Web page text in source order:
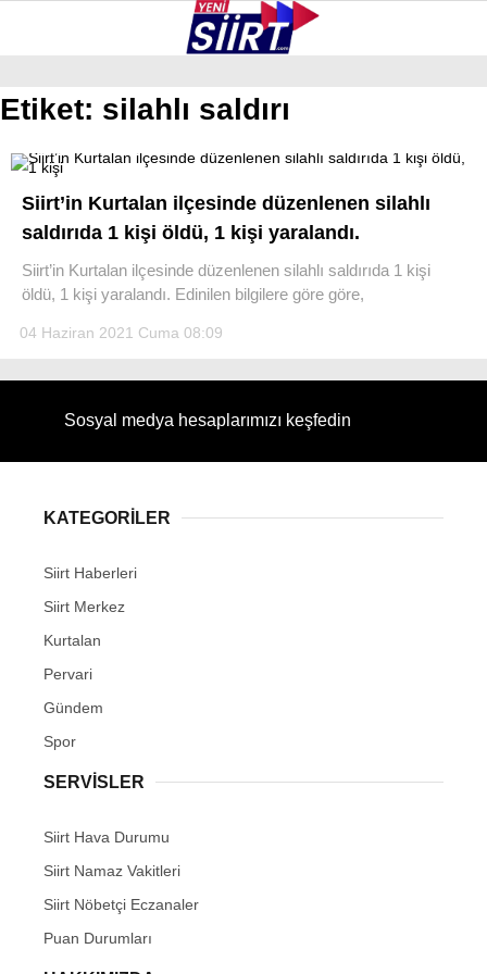
GALERİ VİDEO YAZARLAR
KURTALAN
ERUH
BAYKAN
PERVARI
Etiket: silahlı saldırı
Siirt’in Kurtalan ilçesinde düzenlenen silahlı
saldırıda 1 kişi öldü, 1 kişi yaralandı.
Siirt’in Kurtalan ilçesinde düzenlenen silahlı saldırıda 1 kişi
öldü, 1 kişi yaralandı. Edinilen bilgilere göre göre,
04 Haziran 2021 Cuma 08:09
Sosyal medya hesaplarımızı keşfedin
KATEGORİLER
Siirt Haberleri
Siirt Merkez
Kurtalan
Pervari
Gündem
Spor
SERVİSLER
Siirt Hava Durumu
Siirt Namaz Vakitleri
Siirt Nöbetçi Eczanaler
Puan Durumları